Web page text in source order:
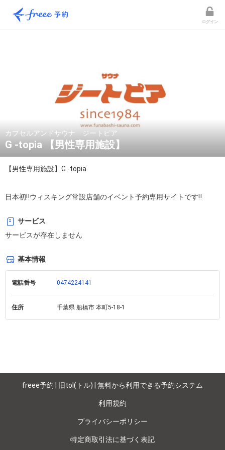
ログイン
カプセルアンドサウナ ジートピア
G -topia 【男性専用施設】
【男性専用施設】G -topia
日本初‼︎ウィスキング常設店舗のイベント予約専用サイトです‼︎
サービス
サービスが存在しません
基本情報
電話番号 0474224141
住所 千葉県 船橋市 本町5-18-1
freee予約 | 旧tol(トル) | 無料から利用できる予約システム
利用規約
プライバシーポリシー
特定商取引法に基づく表記